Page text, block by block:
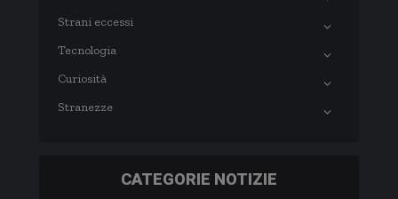
Strani eccessi
Tecnologia
Curiosità
Stranezze
CATEGORIE NOTIZIE